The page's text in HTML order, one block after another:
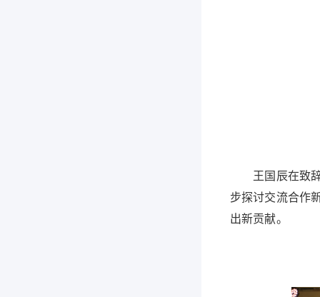
王国辰在致辞
步探讨交流合作
出新贡献。